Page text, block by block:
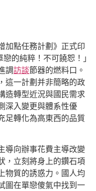
加點任務計劃》正式印
的純粹！不可饒恕！」
調訪談節器的燃料口。
這一計劃并非簡略的政
造轉型近況與國民需求
深入變更與體系性優
足轉化為高東西的品質
導向辦事花費主導改變
，立刻將身上的鑽石項
物質的誘惑力。國人均
圖在單戀傻氣中找到一